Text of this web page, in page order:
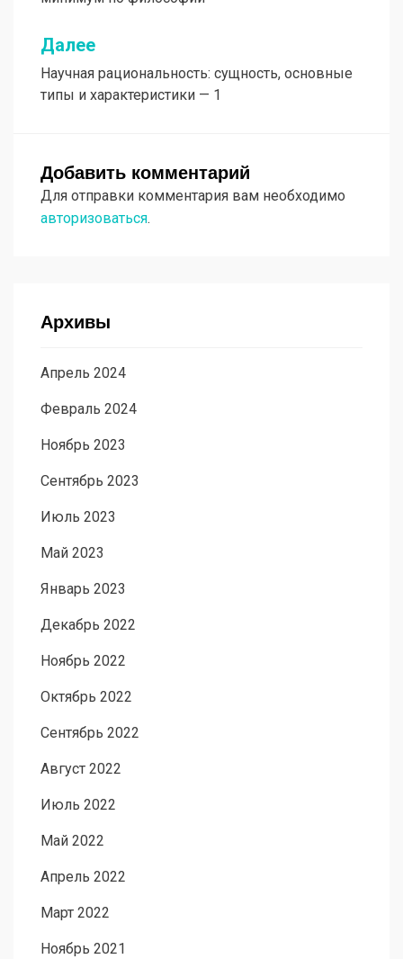
записям
Далее
Научная рациональность: сущность, основные
типы и характеристики — 1
Добавить комментарий
Для отправки комментария вам необходимо
авторизоваться.
Архивы
Апрель 2024
Февраль 2024
Ноябрь 2023
Сентябрь 2023
Июль 2023
Май 2023
Январь 2023
Декабрь 2022
Ноябрь 2022
Октябрь 2022
Сентябрь 2022
Август 2022
Июль 2022
Май 2022
Апрель 2022
Март 2022
Ноябрь 2021